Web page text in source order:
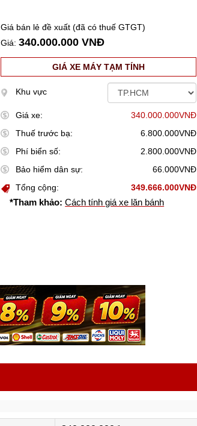
Giá bán lẻ đề xuất (đã có thuế GTGT)
Giá:340.000.000 VNĐ
GIÁ XE MÁY TẠM TÍNH
Khu vực
Giá xe:
340.000.000VNĐ
Thuế trước bạ:
6.800.000VNĐ
Phí biển số:
2.800.000VNĐ
Bảo hiểm dân sự:
66.000VNĐ
Tổng cộng:
349.666.000VNĐ
*Tham khảo: Cách tính giá xe lăn bánh